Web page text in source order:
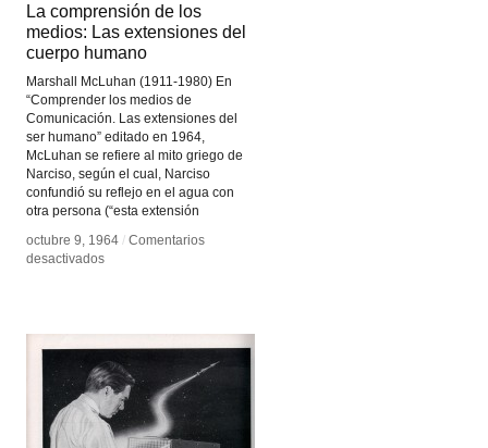
La comprensión de los
medios: Las extensiones del
cuerpo humano
Marshall McLuhan (1911-1980) En
“Comprender los medios de
Comunicación. Las extensiones del
ser humano” editado en 1964,
McLuhan se refiere al mito griego de
Narciso, según el cual, Narciso
confundió su reflejo en el agua con
otra persona (“esta extensión
octubre 9, 1964 / Comentarios
desactivadosen
los
medios:
Las
extensiones
del
cuerpo
humano
La comprensión de los
medios: Las extensiones del
cuerpo humano
octubre 9, 1964 / Comentarios
desactivadosen
los
medios:
Las
extensiones
del
cuerpo
humano